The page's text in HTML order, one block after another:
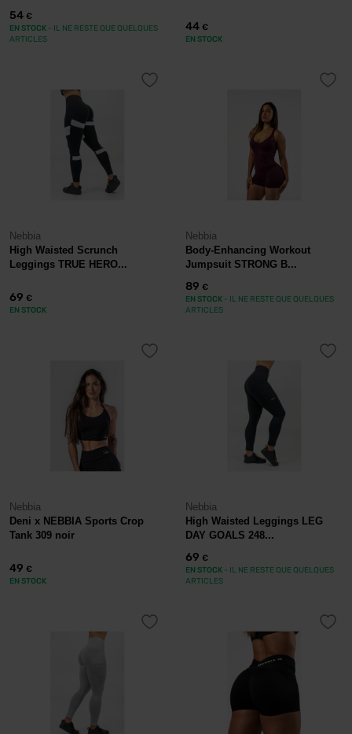
54 €
EN STOCK - IL NE RESTE QUE QUELQUES
ARTICLES
44 €
EN STOCK
Nebbia
High Waisted Scrunch
Leggings TRUE HERO...
69 €
EN STOCK
Nebbia
Body-Enhancing Workout
Jumpsuit STRONG B...
89 €
EN STOCK - IL NE RESTE QUE QUELQUES
ARTICLES
Nebbia
Deni x NEBBIA Sports Crop
Tank 309 noir
49 €
EN STOCK
Nebbia
High Waisted Leggings LEG
DAY GOALS 248...
69 €
EN STOCK - IL NE RESTE QUE QUELQUES
ARTICLES